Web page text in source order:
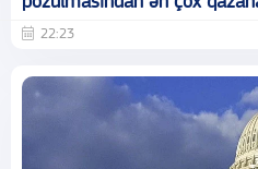
22:23